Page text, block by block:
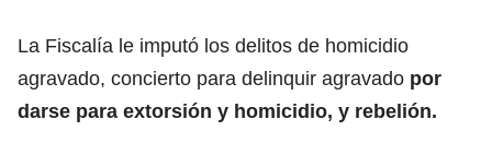
La Fiscalía le imputó los delitos de homicidio
agravado, concierto para delinquir agravado por
darse para extorsión y homicidio, y rebelión.